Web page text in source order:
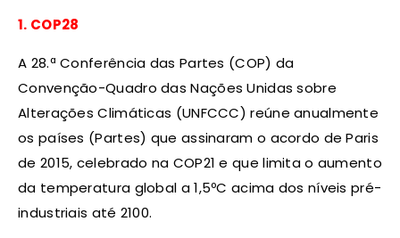
1. COP28
A 28.ª Conferência das Partes (COP) da
Convenção-Quadro das Nações Unidas sobre
Alterações Climáticas (UNFCCC) reúne anualmente
os países (Partes) que assinaram o acordo de Paris
de 2015, celebrado na COP21 e que limita o aumento
da temperatura global a 1,5ºC acima dos níveis pré-
industriais até 2100.